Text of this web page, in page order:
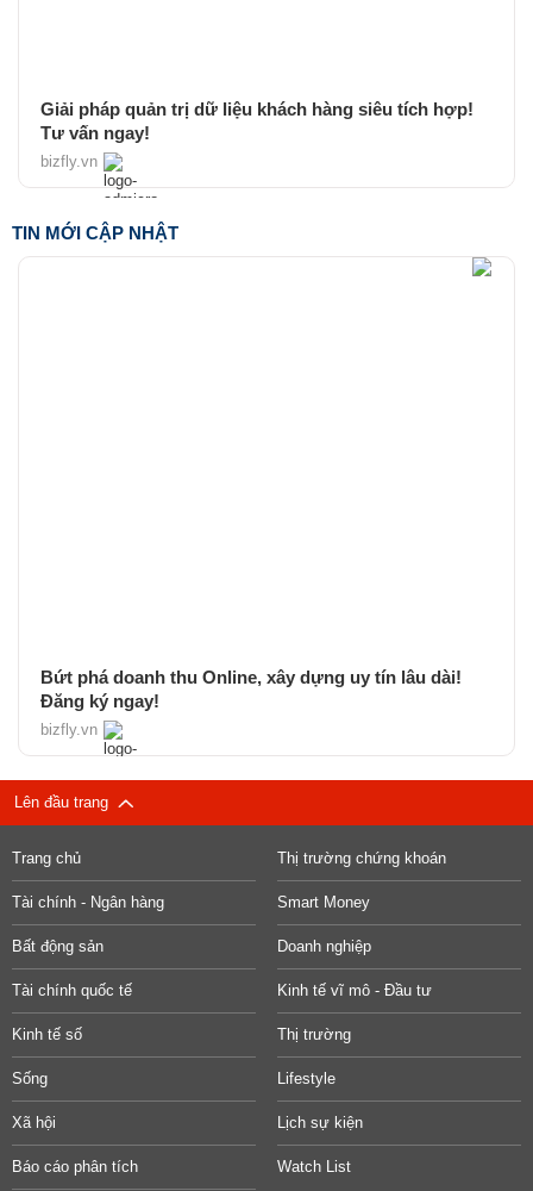
Giải pháp quản trị dữ liệu khách hàng siêu tích hợp!
Tư vấn ngay!
bizfly.vn
TIN MỚI CẬP NHẬT
Bứt phá doanh thu Online, xây dựng uy tín lâu dài!
Đăng ký ngay!
bizfly.vn
Lên đầu trang
Trang chủ Thị trường chứng khoán
Tài chính - Ngân hàng Smart Money
Bất động sản Doanh nghiệp
Tài chính quốc tế Kinh tế vĩ mô - Đầu tư
Kinh tế số Thị trường
Sống Lifestyle
Xã hội Lịch sự kiện
Báo cáo phân tích Watch List